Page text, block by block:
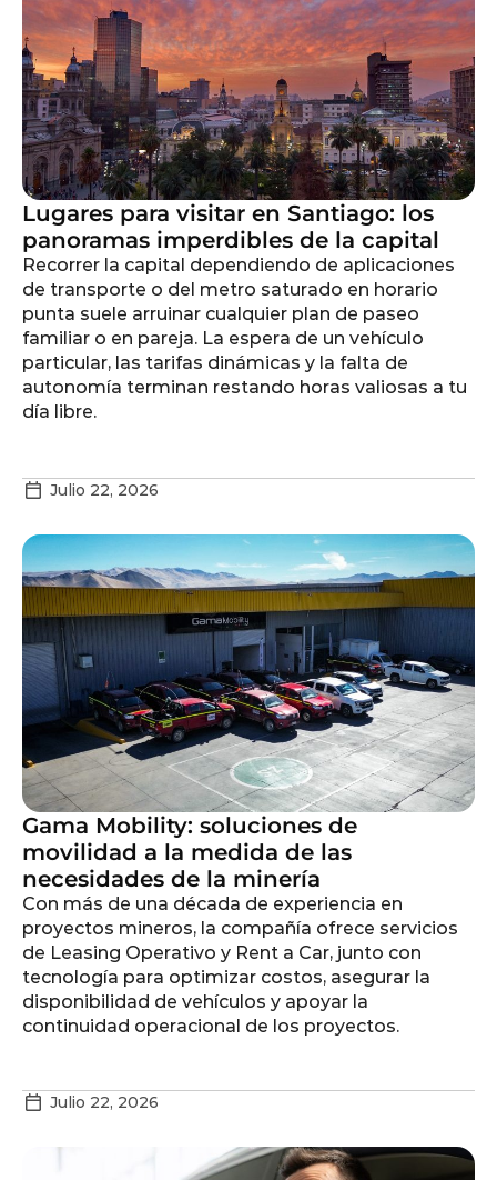
Lugares para visitar en Santiago: los
panoramas imperdibles de la capital
Recorrer la capital dependiendo de aplicaciones
de transporte o del metro saturado en horario
punta suele arruinar cualquier plan de paseo
familiar o en pareja. La espera de un vehículo
particular, las tarifas dinámicas y la falta de
autonomía terminan restando horas valiosas a tu
día libre.
Julio 22, 2026
Gama Mobility: soluciones de
movilidad a la medida de las
necesidades de la minería
Con más de una década de experiencia en
proyectos mineros, la compañía ofrece servicios
de Leasing Operativo y Rent a Car, junto con
tecnología para optimizar costos, asegurar la
disponibilidad de vehículos y apoyar la
continuidad operacional de los proyectos.
Julio 22, 2026